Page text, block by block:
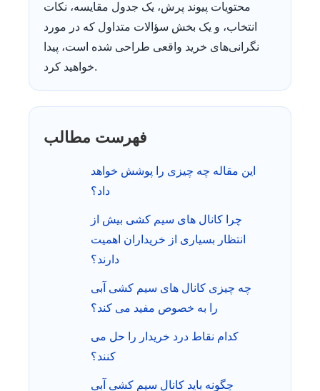
محتویات پیوند پرش، یک جدول مقایسه، نکات
انتخاب، و یک بخش سؤالات متداول که در مورد
نگرانی‌های خرید واقعی طراحی شده است، پیدا
خواهید کرد.
فهرست مطالب
این مقاله چه چیزی را پوشش خواهد
داد؟
چرا کانال های سیم کشی بیش از
انتظار بسیاری از خریداران اهمیت
دارند؟
چه چیزی کانال های سیم کشی آبی
را به خصوص مفید می کند؟
کدام نقاط درد خریدار را حل می
کنند؟
چگونه باید کانال سیم کشی آبی